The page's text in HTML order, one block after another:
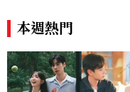
員
本週熱門